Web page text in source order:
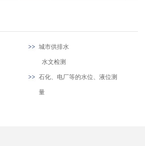
备 城市供排水
水文检测
石化、电厂等的水位、液位测
量